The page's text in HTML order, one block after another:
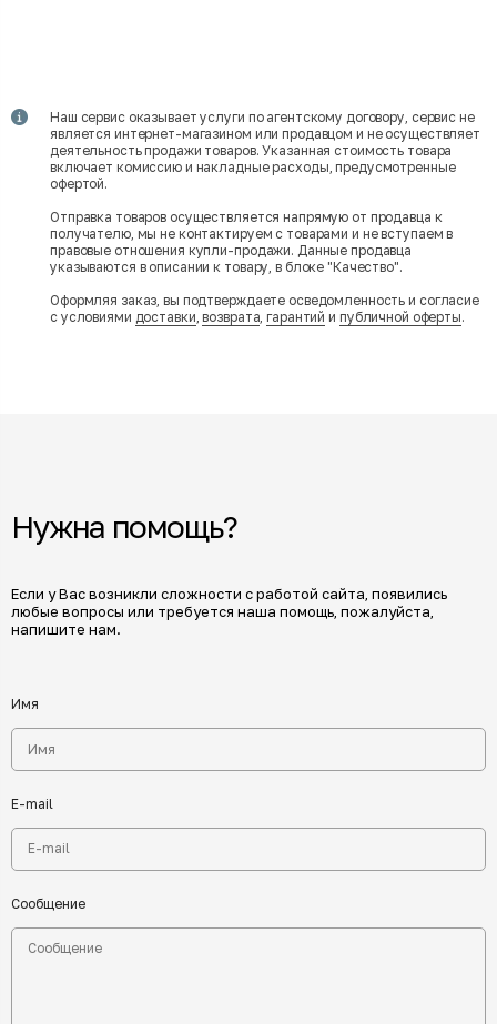
Наш сервис оказывает услуги по агентскому договору, сервис не
является интернет-магазином или продавцом и не осуществляет
деятельность продажи товаров. Указанная стоимость товара
включает комиссию и накладные расходы, предусмотренные
офертой.
Отправка товаров осуществляется напрямую от продавца к
получателю, мы не контактируем с товарами и не вступаем в
правовые отношения купли-продажи. Данные продавца
указываются в описании к товару, в блоке "Качество".
Оформляя заказ, вы подтверждаете осведомленность и согласие
с условиями доставки,возврата,гарантий и публичной оферты.
Нужна помощь?
Если у Вас возникли сложности с работой сайта, появились
любые вопросы или требуется наша помощь, пожалуйста,
напишите нам.
Имя
E-mail
Сообщение